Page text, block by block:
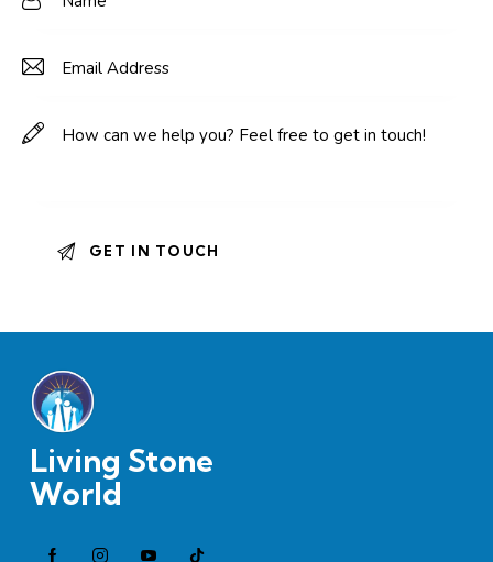
Living Stone
World